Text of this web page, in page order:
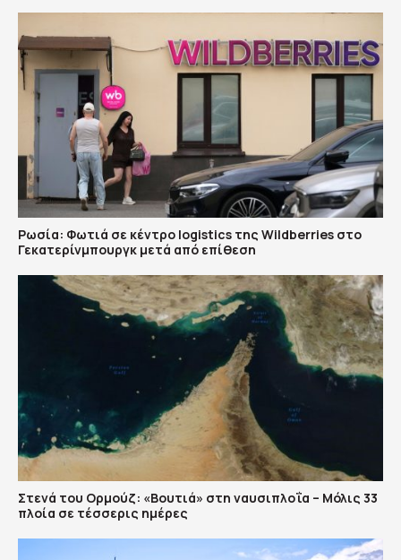
Ρωσία: Φωτιά σε κέντρο logistics της Wildberries στο
Γεκατερίνμπουργκ μετά από επίθεση
Στενά του Ορμούζ: «Βουτιά» στη ναυσιπλοΐα – Μόλις 33
πλοία σε τέσσερις ημέρες